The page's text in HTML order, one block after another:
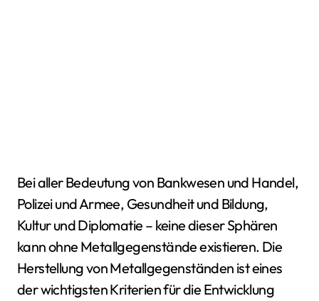
Bei aller Bedeutung von Bankwesen und Handel,
Polizei und Armee, Gesundheit und Bildung,
Kultur und Diplomatie – keine dieser Sphären
kann ohne Metallgegenstände existieren. Die
Herstellung von Metallgegenständen ist eines
der wichtigsten Kriterien für die Entwicklung